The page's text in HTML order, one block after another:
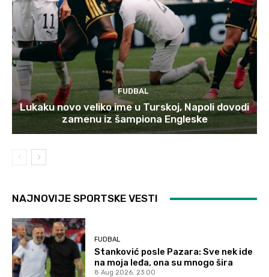
FUDBAL
Lukaku novo veliko ime u Turskoj, Napoli dovodi
zamenu iz šampiona Engleske
NAJNOVIJE SPORTSKE VESTI
FUDBAL
Stanković posle Pazara: Sve nek ide
na moja leđa, ona su mnogo šira
8 Aug 2026. 23:00